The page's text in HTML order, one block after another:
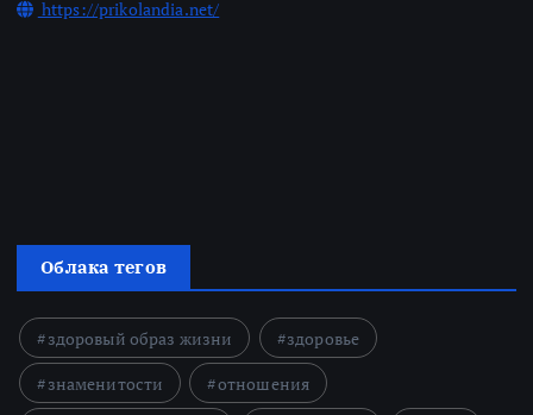
https://prikolandia.net/
Облака тегов
здоровый образ жизни
здоровье
знаменитости
отношения